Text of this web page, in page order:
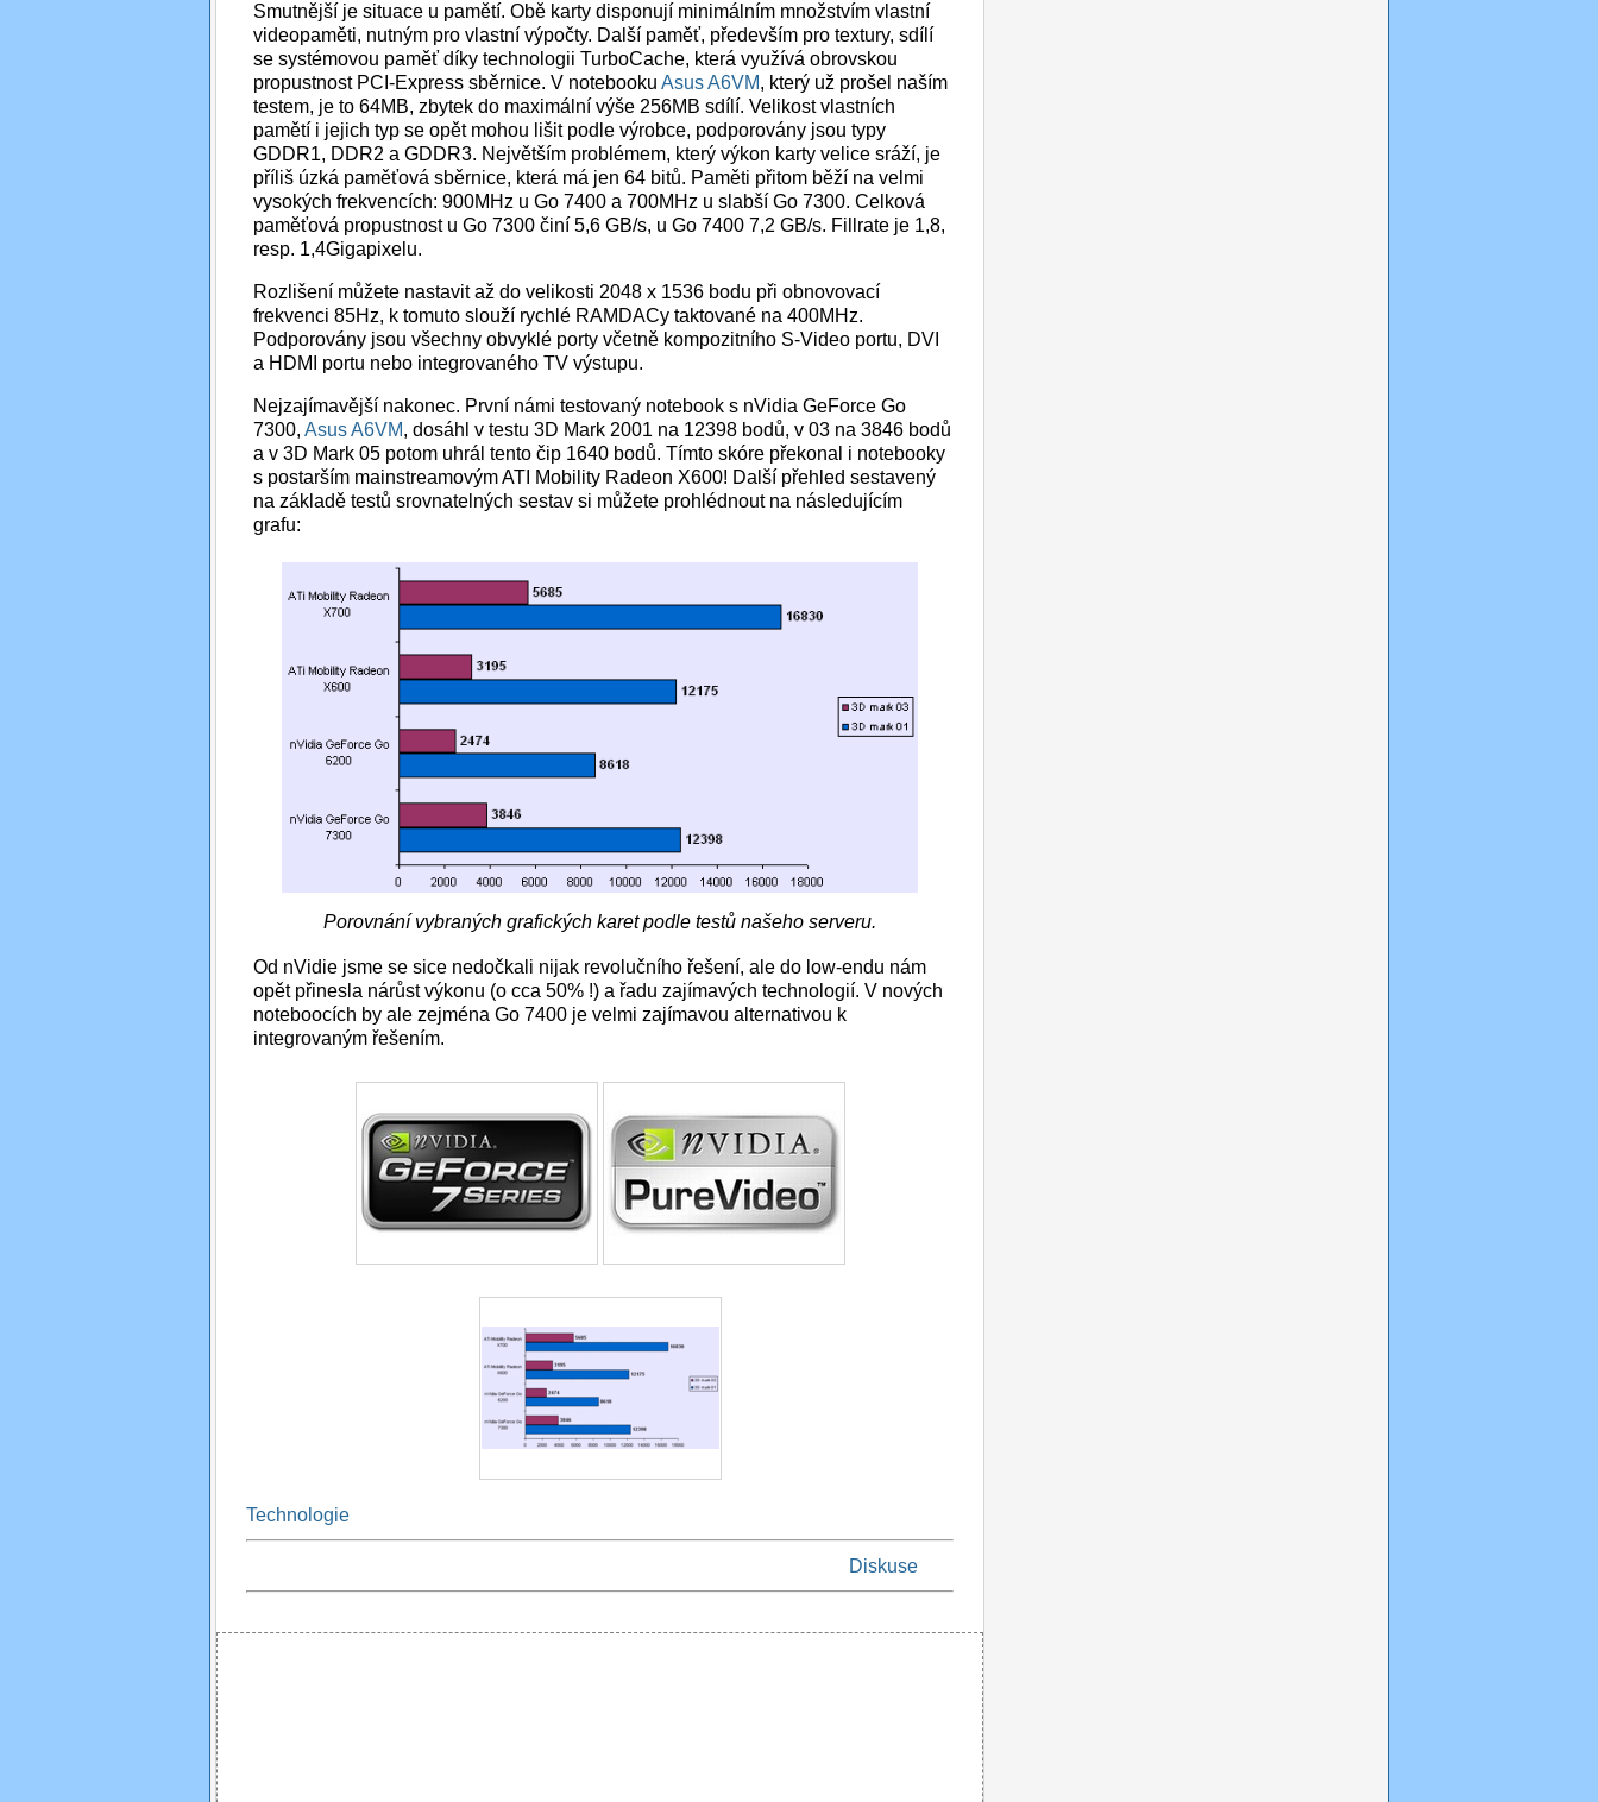
Smutnější je situace u pamětí. Obě karty disponují minimálním množstvím vlastní
videopaměti, nutným pro vlastní výpočty. Další paměť, především pro textury, sdílí
se systémovou paměť díky technologii TurboCache, která využívá obrovskou
propustnost PCI-Express sběrnice. V notebooku Asus A6VM, který už prošel naším
testem, je to 64MB, zbytek do maximální výše 256MB sdílí. Velikost vlastních
pamětí i jejich typ se opět mohou lišit podle výrobce, podporovány jsou typy
GDDR1, DDR2 a GDDR3. Největším problémem, který výkon karty velice sráží, je
příliš úzká paměťová sběrnice, která má jen 64 bitů. Paměti přitom běží na velmi
vysokých frekvencích: 900MHz u Go 7400 a 700MHz u slabší Go 7300. Celková
paměťová propustnost u Go 7300 činí 5,6 GB/s, u Go 7400 7,2 GB/s. Fillrate je 1,8,
resp. 1,4Gigapixelu.
Rozlišení můžete nastavit až do velikosti 2048 x 1536 bodu při obnovovací
frekvenci 85Hz, k tomuto slouží rychlé RAMDACy taktované na 400MHz.
Podporovány jsou všechny obvyklé porty včetně kompozitního S-Video portu, DVI
a HDMI portu nebo integrovaného TV výstupu.
Nejzajímavější nakonec. První námi testovaný notebook s nVidia GeForce Go
7300, Asus A6VM, dosáhl v testu 3D Mark 2001 na 12398 bodů, v 03 na 3846 bodů
a v 3D Mark 05 potom uhrál tento čip 1640 bodů. Tímto skóre překonal i notebooky
s postarším mainstreamovým ATI Mobility Radeon X600! Další přehled sestavený
na základě testů srovnatelných sestav si můžete prohlédnout na následujícím
grafu:
Porovnání vybraných grafických karet podle testů našeho serveru.
Od nVidie jsme se sice nedočkali nijak revolučního řešení, ale do low-endu nám
opět přinesla nárůst výkonu (o cca 50% !) a řadu zajímavých technologií. V nových
noteboocích by ale zejména Go 7400 je velmi zajímavou alternativou k
integrovaným řešením.
Technologie
Diskuse